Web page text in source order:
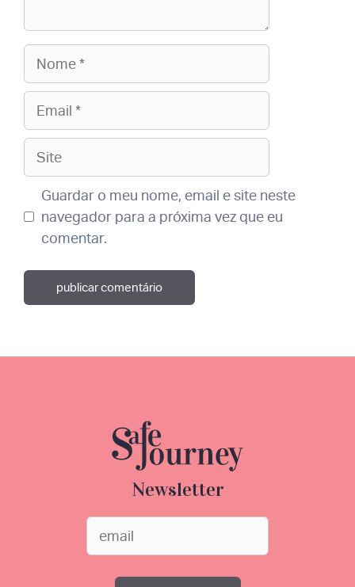
Nome
Email
Site
Guardar o meu nome, email e site neste
navegador para a próxima vez que eu
comentar.
Newsletter